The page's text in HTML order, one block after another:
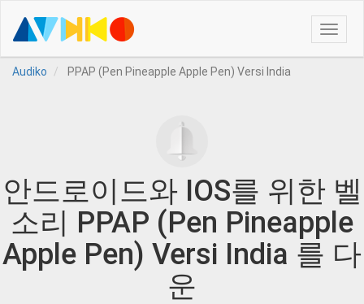
Toggle
Audiko
PPAP (Pen Pineapple Apple Pen) Versi India
안드로이드와 IOS를 위한 벨
소리 PPAP (Pen Pineapple
Apple Pen) Versi India 를 다
운